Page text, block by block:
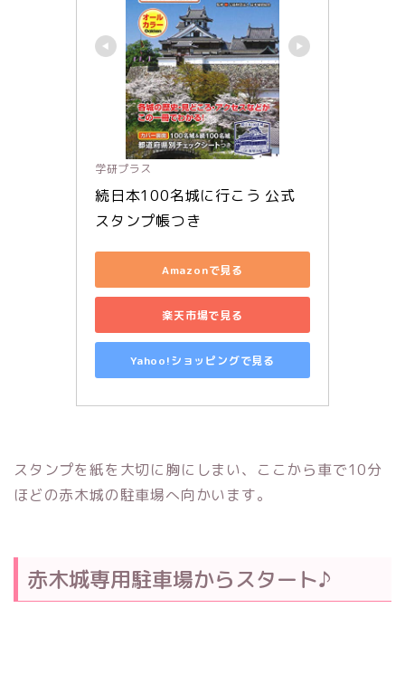
学研プラス
続日本100名城に行こう 公式
スタンプ帳つき
Amazonで見る
楽天市場で見る
Yahoo!ショッピングで見る
スタンプを紙を大切に胸にしまい、ここから車で10分
ほどの赤木城の駐車場へ向かいます。
赤木城専用駐車場からスタート♪